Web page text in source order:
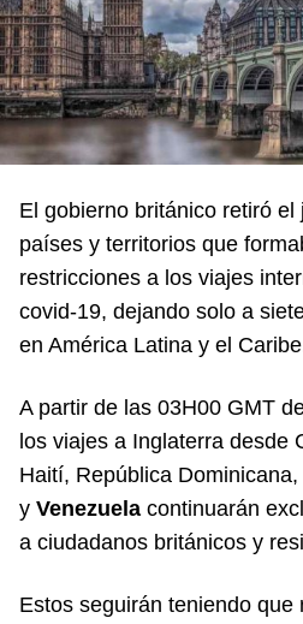
El gobierno británico retiró
países y territorios que
restricciones a los viajes
covid-19, dejando solo a
en América Latina y el
A partir de las 03H00 GMT
los viajes a Inglaterra desde
Haití, República
y Venezuela continuarán
a ciudadanos británicos y
Estos seguirán teniendo que